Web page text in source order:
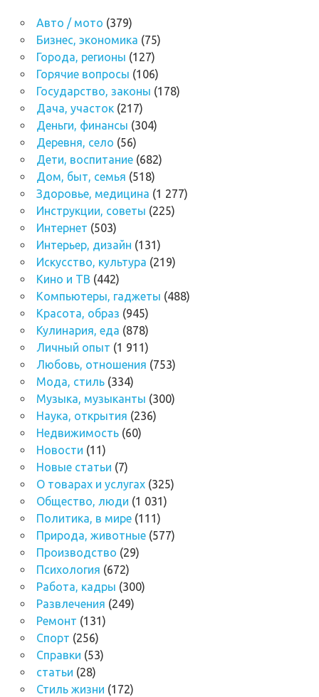
Авто / мото (379)
Бизнес, экономика (75)
Города, регионы (127)
Горячие вопросы (106)
Государство, законы (178)
Дача, участок(217)
Деньги, финансы (304)
Деревня, село (56)
Дети, воспитание(682)
Дом, быт, семья (518)
Здоровье, медицина (1 277)
Инструкции, советы (225)
Интернет (503)
Интерьер, дизайн (131)
Искусство, культура (219)
Кино и ТВ (442)
Компьютеры, гаджеты (488)
Красота, образ (945)
Кулинария, еда (878)
Личный опыт (1 911)
Любовь, отношения (753)
Мода, стиль(334)
Музыка, музыканты (300)
Наука, открытия (236)
Недвижимость(60)
Новости (11)
Новые статьи (7)
О товарах и услугах(325)
Общество, люди (1 031)
Политика, в мире(111)
Природа, животные(577)
Производство (29)
Психология (672)
Работа, кадры (300)
Развлечения (249)
Ремонт (131)
Спорт (256)
Справки (53)
статьи (28)
Стиль жизни (172)